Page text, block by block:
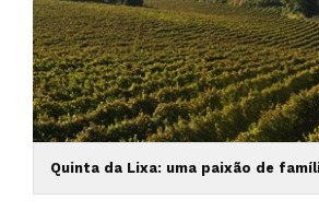
Quinta da Lixa: uma paixão de